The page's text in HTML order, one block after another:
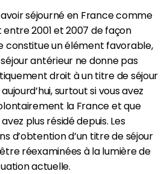
séjourné en France comme
2001 et 2007 de façon
constitue un élément favorable,
antérieur ne donne pas
droit à un titre de séjour
surtout si vous avez
la France et que
avez plus résidé depuis. Les
d’obtention d’un titre de séjour
réexaminées à la lumière de
actuelle.